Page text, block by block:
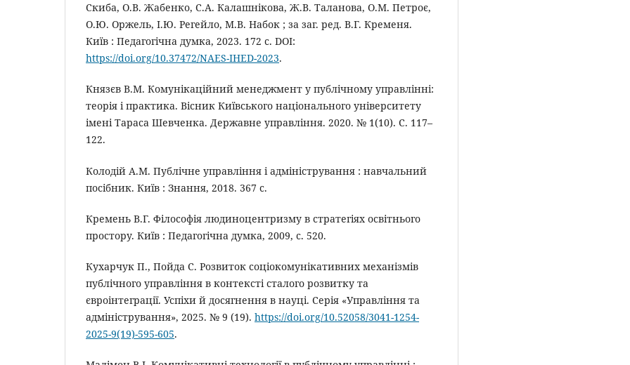
Скиба, О.В. Жабенко, С.А. Калашнікова, Ж.В. Таланова, О.М. Петроє,
О.Ю. Оржель, І.Ю. Регейло, М.В. Набок ; за заг. ред. В.Г. Кременя.
Київ : Педагогічна думка, 2023. 172 с. DOI:
https://doi.org/10.37472/NAES-IHED-2023.
Князєв В.М. Комунікаційний менеджмент у публічному управлінні:
теорія і практика. Вісник Київського національного університету
імені Тараса Шевченка. Державне управління. 2020. № 1(10). С. 117–
122.
Колодій А.М. Публічне управління і адміністрування : навчальний
посібник. Київ : Знання, 2018. 367 с.
Кремень В.Г. Філософія людиноцентризму в стратегіях освітнього
простору. Київ : Педагогічна думка, 2009, с. 520.
Кухарчук П., Пойда С. Розвиток соціокомунікативних механізмів
публічного управління в контексті сталого розвитку та
євроінтеграції. Успіхи й досягнення в науці. Серія «Управління та
адміністрування», 2025. № 9 (19). https://doi.org/10.52058/3041-1254-
2025-9(19)-595-605.